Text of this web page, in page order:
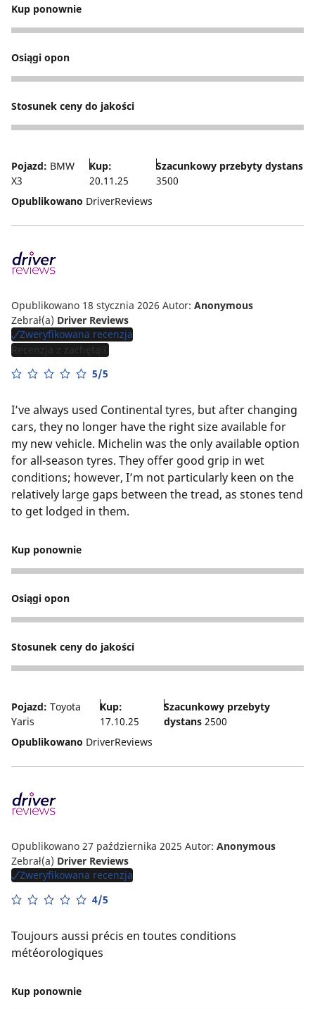
Kup ponownie
4
Osiągi opon
3
Stosunek ceny do jakości
5
Pojazd: BMW
X3
Kup:
20.11.25
Szacunkowy przebyty dystans
3500
Opublikowano DriverReviews
Opublikowano 18 stycznia 2026 Autor: Anonymous
Zebrał(a) Driver Reviews
Zweryfikowana recenzja
Recenzja z zachętą
5/5
I’ve always used Continental tyres, but after changing
cars, they no longer have the right size available for
my new vehicle. Michelin was the only available option
for all-season tyres. They offer good grip in wet
conditions; however, I’m not particularly keen on the
relatively large gaps between the tread, as stones tend
to get lodged in them.
Kup ponownie
4
Osiągi opon
5
Stosunek ceny do jakości
3
Pojazd: Toyota
Yaris
Kup:
17.10.25
Szacunkowy przebyty
dystans 2500
Opublikowano DriverReviews
Opublikowano 27 października 2025 Autor: Anonymous
Zebrał(a) Driver Reviews
Zweryfikowana recenzja
4/5
Toujours aussi précis en toutes conditions
météorologiques
Kup ponownie